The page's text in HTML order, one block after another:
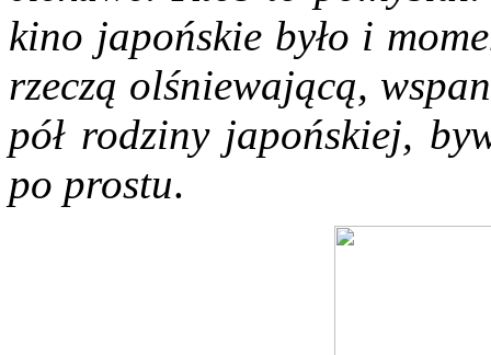
kino japońskie było i
rzeczą olśniewającą,
pół rodziny japońskiej,
po prostu.